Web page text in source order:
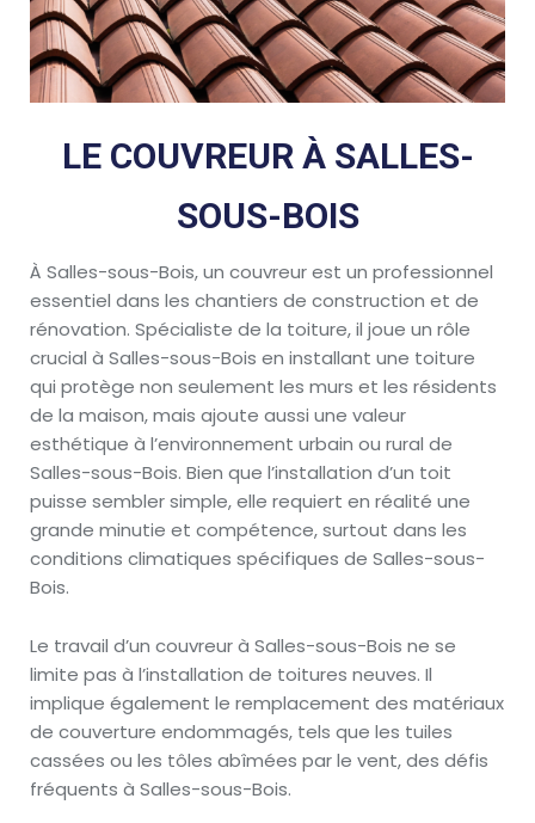
LE COUVREUR À SALLES-
SOUS-BOIS
À Salles-sous-Bois, un couvreur est un professionnel
essentiel dans les chantiers de construction et de
rénovation. Spécialiste de la toiture, il joue un rôle
crucial à Salles-sous-Bois en installant une toiture
qui protège non seulement les murs et les résidents
de la maison, mais ajoute aussi une valeur
esthétique à l’environnement urbain ou rural de
Salles-sous-Bois. Bien que l’installation d’un toit
puisse sembler simple, elle requiert en réalité une
grande minutie et compétence, surtout dans les
conditions climatiques spécifiques de Salles-sous-
Bois.
Le travail d’un couvreur à Salles-sous-Bois ne se
limite pas à l’installation de toitures neuves. Il
implique également le remplacement des matériaux
de couverture endommagés, tels que les tuiles
cassées ou les tôles abîmées par le vent, des défis
fréquents à Salles-sous-Bois.